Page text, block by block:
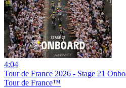
4:04
Tour de France 2026 - Stage 21
Tour de France™